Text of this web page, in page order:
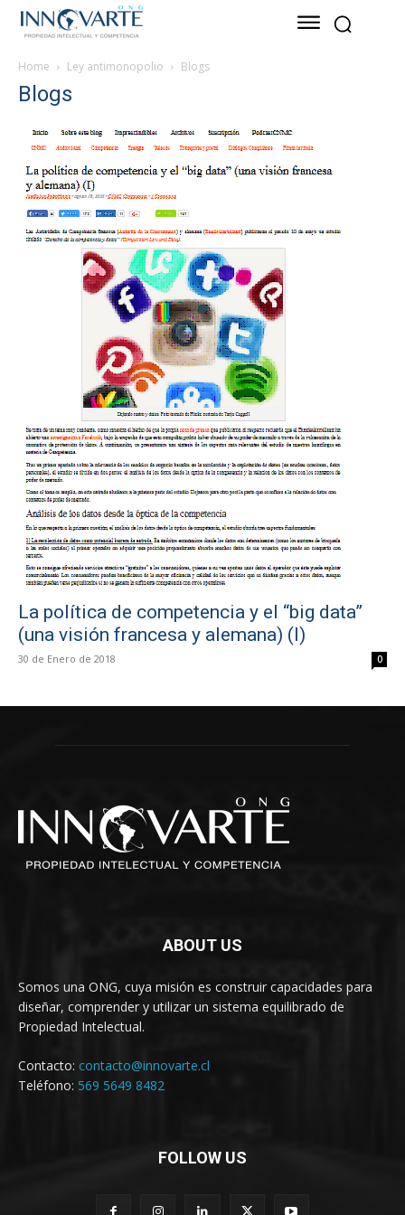
Home Ley antimonopolio Blogs
Blogs
La política de competencia y el “big data”
(una visión francesa y alemana) (I)
30 de Enero de 2018 0
ABOUT US
Somos una ONG, cuya misión es construir capacidades para
diseñar, comprender y utilizar un sistema equilibrado de
Propiedad Intelectual.
Contacto: contacto@innovarte.cl
Teléfono: 569 5649 8482
FOLLOW US